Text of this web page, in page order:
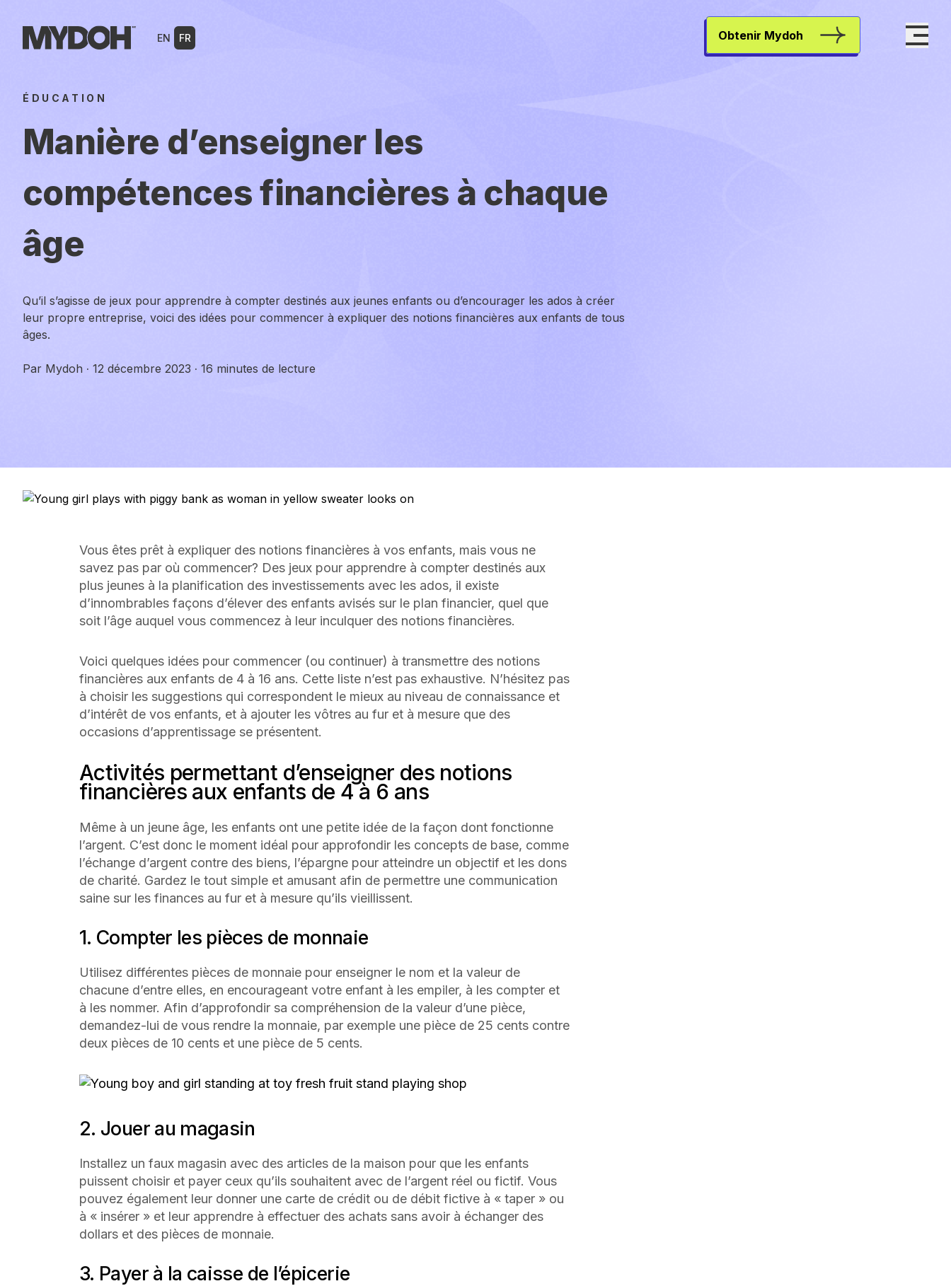
content
EN FR Obtenir Mydoh
ÉDUCATION
Manière d’enseigner les
compétences financières à chaque
âge
Qu’il s’agisse de jeux pour apprendre à compter destinés aux jeunes enfants ou d’encourager les ados à créer
leur propre entreprise, voici des idées pour commencer à expliquer des notions financières aux enfants de tous
âges.
Par Mydoh · 12 décembre 2023 · 16 minutes de lecture
Vous êtes prêt à expliquer des notions financières à vos enfants, mais vous ne
savez pas par où commencer? Des jeux pour apprendre à compter destinés aux
plus jeunes à la planification des investissements avec les ados, il existe
d’innombrables façons d’élever des enfants avisés sur le plan financier, quel que
soit l’âge auquel vous commencez à leur inculquer des notions financières.
Voici quelques idées pour commencer (ou continuer) à transmettre des notions
financières aux enfants de 4 à 16 ans. Cette liste n’est pas exhaustive. N’hésitez pas
à choisir les suggestions qui correspondent le mieux au niveau de connaissance et
d’intérêt de vos enfants, et à ajouter les vôtres au fur et à mesure que des
occasions d’apprentissage se présentent.
Activités permettant d’enseigner des notions
financières aux enfants de 4 à 6 ans
Même à un jeune âge, les enfants ont une petite idée de la façon dont fonctionne
l’argent. C’est donc le moment idéal pour approfondir les concepts de base, comme
l’échange d’argent contre des biens, l’épargne pour atteindre un objectif et les dons
de charité. Gardez le tout simple et amusant afin de permettre une communication
saine sur les finances au fur et à mesure qu’ils vieillissent.
1. Compter les pièces de monnaie
Utilisez différentes pièces de monnaie pour enseigner le nom et la valeur de
chacune d’entre elles, en encourageant votre enfant à les empiler, à les compter et
à les nommer. Afin d’approfondir sa compréhension de la valeur d’une pièce,
demandez-lui de vous rendre la monnaie, par exemple une pièce de 25 cents contre
deux pièces de 10 cents et une pièce de 5 cents.
2. Jouer au magasin
Installez un faux magasin avec des articles de la maison pour que les enfants
puissent choisir et payer ceux qu’ils souhaitent avec de l’argent réel ou fictif. Vous
pouvez également leur donner une carte de crédit ou de débit fictive à « taper » ou
à « insérer » et leur apprendre à effectuer des achats sans avoir à échanger des
dollars et des pièces de monnaie.
3. Payer à la caisse de l’épicerie